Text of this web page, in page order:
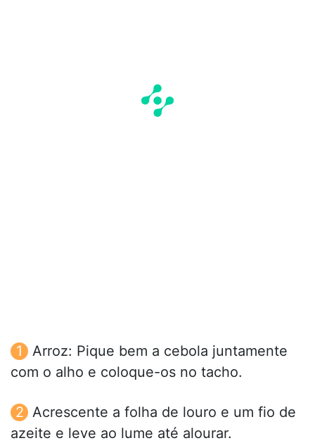
Arroz: Pique bem a cebola juntamente
com o alho e coloque-os no tacho.
Acrescente a folha de louro e um fio de
azeite e leve ao lume até alourar.